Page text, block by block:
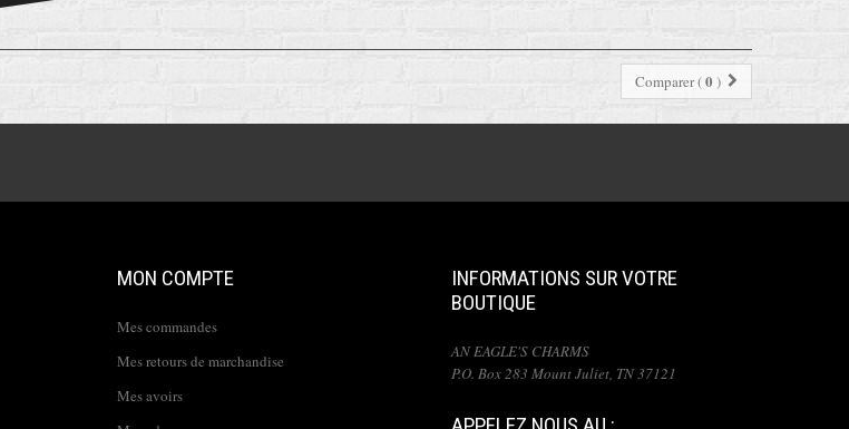
Comparer (0)
MON COMPTE
Mes commandes
Mes retours de marchandise
Mes avoirs
INFORMATIONS SUR VOTRE
BOUTIQUE
AN EAGLE'S CHARMS
P.O. Box 283 Mount Juliet, TN 37121